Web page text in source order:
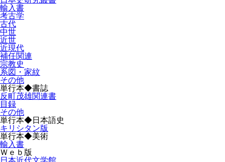
輸入書
考古学
古代
中世
近世
近現代
補任関連
宗教史
系図・家紋
その他
単行本◆書誌
反町茂雄関連書
目録
その他
単行本◆日本語史
キリシタン版
単行本◆美術
輸入書
Ｗｅｂ版
日本近代文学館